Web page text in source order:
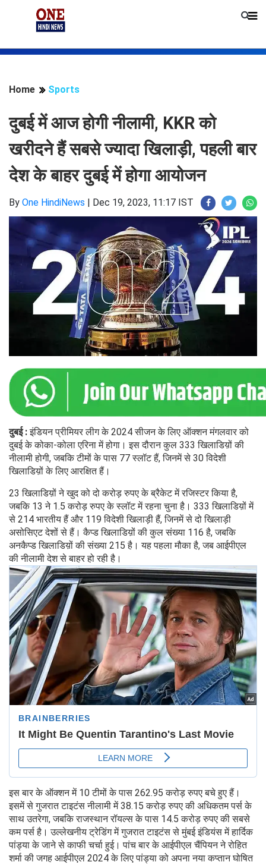
Home Sports
दुबई में आज होगी नीलामी, KKR को
खरीदने हैं सबसे ज्‍यादा खिलाड़ी, पहली बार
देश के बाहर दुबई में होगा आयोजन
By One HindiNews | Dec 19, 2023, 11:17 IST
दुबई :इंडियन प्रीमियर लीग के 2024 सीजन के लिए ऑक्शन मंगलवार को
दुबई के कोका-कोला एरिना में होगा। इस दौरान कुल 333 खिलाडिय़ों की
नीलामी होगी, जबकि टीमों के पास 77 स्लॉट हैं, जिनमें से 30 विदेशी
खिलाडिय़ों के लिए आरक्षित हैं।
23 खिलाडिय़ों ने खुद को दो करोड़ रुपए के ब्रैकेट में रजिस्टर किया है,
जबकि 13 ने 1.5 करोड़ रुपए के स्लॉट में रहना चुना है। 333 खिलाडिय़ों में
से 214 भारतीय हैं और 119 विदेशी खिलाड़ी हैं, जिनमें से दो खिलाड़ी
असोसिएट देशों से हैं। कैप्ड खिलाडिय़ों की कुल संख्या 116 है, जबकि
अनकैप्ड खिलाडिय़ों की संख्या 215 है। यह पहला मौका है, जब आईपीएल
की नीलामी देश से बाहर हो रही है।
इस बार के ऑक्शन में 10 टीमों के पास 262.95 करोड़ रुपए बचे हुए हैं।
इसमें से गुजरात टाइटंस नीलामी में 38.15 करोड़ रुपए की अधिकतम पर्स के
साथ उतरेगा, जबकि राजस्थान रॉयल्स के पास 14.5 करोड़ रुपए की सबसे
कम पर्स है। उल्लेखनीय ट्रेडिंग में गुजरात टाइटंस से मुंबई इंडियंस में हार्दिक
पांड्या के जाने से काफी चर्चा हुई। पांच बार के आईपीएल चैंपियन ने रोहित
शर्मा की जगह आईपीएल 2024 के लिए पांड्या को अपना नया कप्तान घोषित